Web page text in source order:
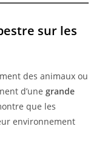
sur les
des animaux ou
d’unegrande
que les
environnement